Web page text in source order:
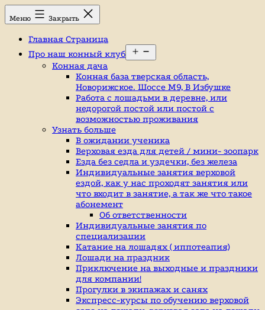
Перейти
к
Конный
клуб,
Ромашково,
лошади,
индивидуальные
Меню Закрыть
Главная Страница
Про наш конный клуб
меню
Конная дача
Конная база тверская область,
Новорижское. Шоссе М9, В Избушке
Работа с лошадьми в деревне, или
недорогой постой или постой с
возможностью проживания
Узнать больше
В ожидании ученика
Верховая езда для детей / мини- зоопарк
Езда без седла и уздечки, без железа
Индивидуальные занятия верховой
ездой, как у нас проходят занятия или
что входит в занятие, а так же что такое
абонемент
Об ответственности
Индивидуальные занятия по
специализации
Катание на лошадях ( иппотеапия)
Лошади на праздник
Приключение на выходные и праздники
для компании!
Прогулки в экипажах и санях
Экспресс-курсы по обучению верховой